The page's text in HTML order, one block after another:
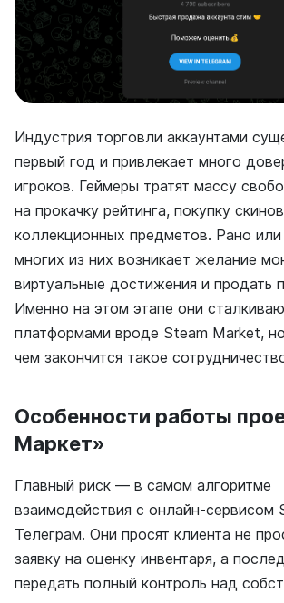
Индустрия торговли аккаунтами
первый год и привлекает много
игроков. Геймеры тратят массу
на прокачку рейтинга, покупку
коллекционных предметов. Рано
многих из них возникает желание
виртуальные достижения и продать
Именно на этом этапе они
платформами вроде Steam Market,
чем закончится такое
Особенности работы
Маркет»
Главный риск — в самом алгоритме
взаимодействия с онлайн-сервисом
Телеграм. Они просят клиента не
заявку на оценку инвентаря, а
передать полный контроль над